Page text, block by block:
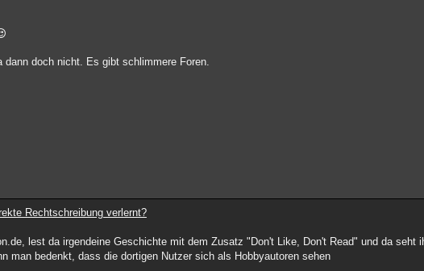
dann doch nicht. Es gibt schlimmere Foren.
Rechtschreibung verlernt?
lest da irgendeine Geschichte mit dem Zusatz "Don't Like, Don't Read" und da seht
man bedenkt, dass die dortigen Nutzer sich als Hobbyautoren sehen